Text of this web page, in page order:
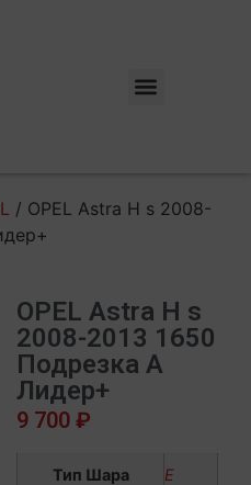
/ OPEL Astra H s 2008-
OPEL Astra H s
2008-2013 1650
Подрезка A
Лидер+
9 700 ₽
Тип Шара E